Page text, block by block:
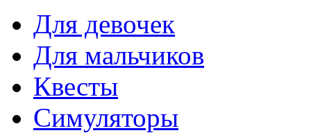
Для девочек
Для мальчиков
Квесты
Симуляторы